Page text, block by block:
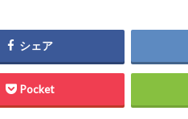
シェア
Pocket